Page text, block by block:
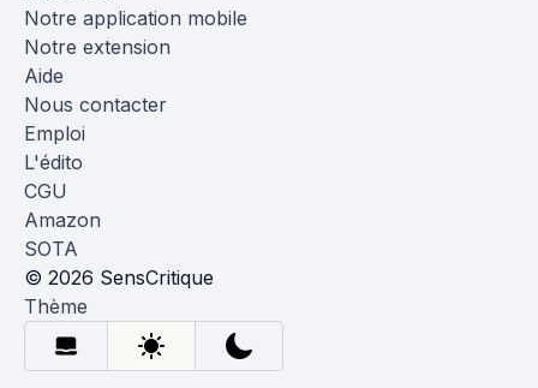
Notre application mobile
Notre extension
Aide
Nous contacter
Emploi
L'édito
CGU
Amazon
SOTA
© 2026 SensCritique
Thème